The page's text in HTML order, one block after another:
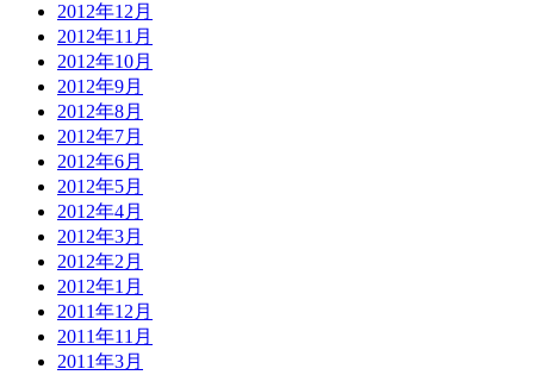
2012年12月
2012年11月
2012年10月
2012年9月
2012年8月
2012年7月
2012年6月
2012年5月
2012年4月
2012年3月
2012年2月
2012年1月
2011年12月
2011年11月
2011年3月